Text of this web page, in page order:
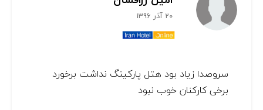
20 آذر 1396
سروصدا زياد بود هتل پاركينگ نداشت برخورد
برخى كاركنان خوب نبود